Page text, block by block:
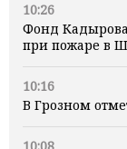
10:26
Фонд
при пожаре в
10:16
В Грозном